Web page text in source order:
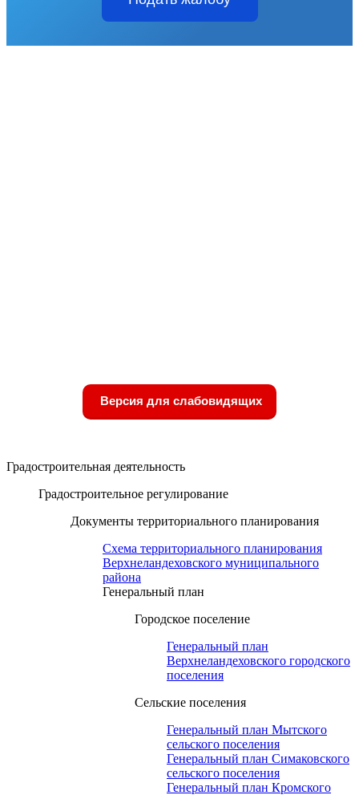
Версия для слабовидящих
Градостроительная деятельность
Градостроительное регулирование
Документы территориального планирования
Схема территориального планирования
Верхнеландеховского муниципального
района
Генеральный план
Городское поселение
Генеральный план
Верхнеландеховского городского
поселения
Сельские поселения
Генеральный план Мытского
сельского поселения
Генеральный план Симаковского
сельского поселения
Генеральный план Кромского